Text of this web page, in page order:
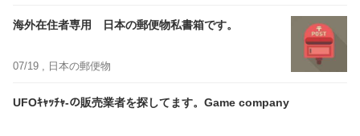
海外在住者専用 日本の郵便物私書箱です。
07/19 , 日本の郵便物
UFOｷｬｯﾁｬ-の販売業者を探してます。Game company